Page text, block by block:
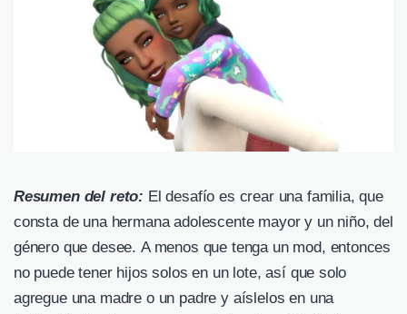
Resumen del reto: El desafío es crear una familia, que
consta de una hermana adolescente mayor y un niño, del
género que desee. A menos que tenga un mod, entonces
no puede tener hijos solos en un lote, así que solo
agregue una madre o un padre y aíslelos en una